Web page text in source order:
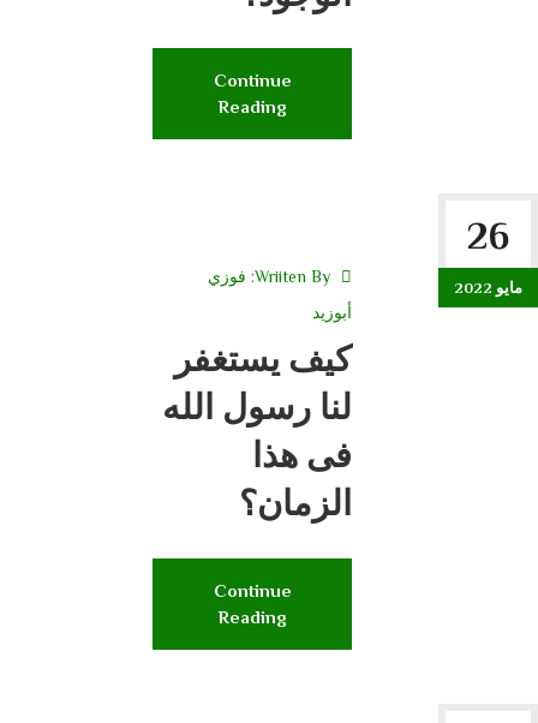
Continue
Reading
26
مايو 2022
Wriiten By: فوزي
أبوزيد
كيف يستغفر
لنا رسول الله
فى هذا
الزمان؟
Continue
Reading